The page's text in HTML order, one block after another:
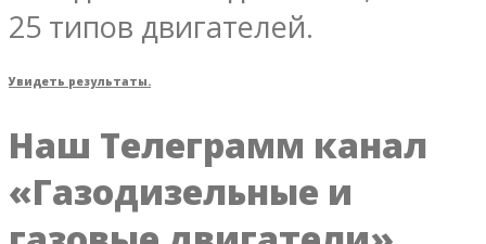
25 типов двигателей.
Увидеть результаты.
Наш Телеграмм канал
«Газодизельные и